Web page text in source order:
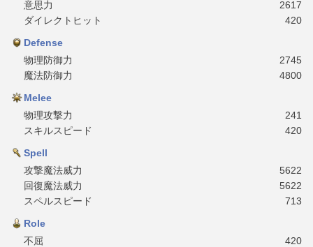
意思力
2617
ダイレクトヒット
420
Defense
物理防御力
2745
魔法防御力
4800
Melee
物理攻撃力
241
スキルスピード
420
Spell
攻撃魔法威力
5622
回復魔法威力
5622
スペルスピード
713
Role
不屈
420